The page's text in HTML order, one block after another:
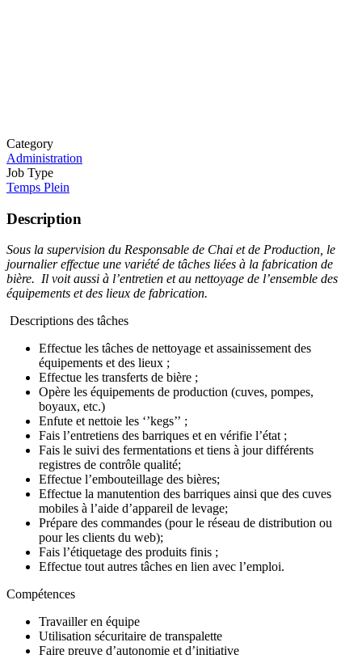
Category
Administration
Job Type
Temps Plein
Description
Sous la supervision du Responsable de Chai et de Production, le
journalier effectue une variété de tâches liées à la fabrication de
bière. Il voit aussi à l’entretien et au nettoyage de l’ensemble des
équipements etdes lieux de fabrication.
Descriptions des tâches
Effectue les tâches de nettoyage et assainissement des
équipements et des lieux ;
Effectue les transferts de bière ;
Opère les équipements de production (cuves, pompes,
boyaux, etc.)
Enfute et nettoie les ‘’kegs’’ ;
Fais l’entretiens des barriques et en vérifie l’état ;
Fais le suivi des fermentations et tiens à jour différents
registres de contrôle qualité;
Effectue l’embouteillage des bières;
Effectue la manutention des barriques ainsi que des cuves
mobiles à l’aide d’appareil de levage;
Prépare des commandes (pour le réseau de distribution ou
pour les clients du web);
Fais l’étiquetage des produits finis ;
Effectue tout autres tâches en lien avec l’emploi.
Compétences
Travailler en équipe
Utilisation sécuritaire de transpalette
Faire preuve d’autonomie et d’initiative